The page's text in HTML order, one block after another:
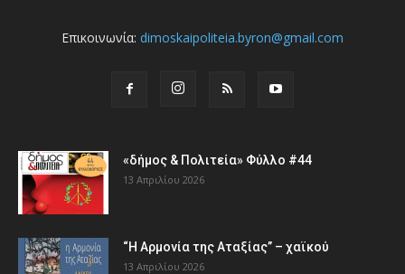
Επικοινωνία: dimoskaipoliteia.byron@gmail.com
«δήμος & Πολιτεία» Φύλλο #44
13 Απριλίου 2026
“Η Αρμονία της Αταξίας” – χαϊκού
13 Απριλίου 2026